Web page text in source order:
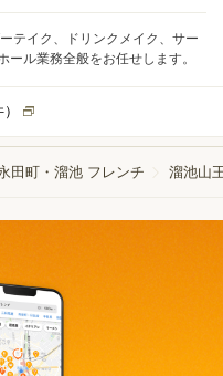
ル業務全般をお任せします。
田町・溜池 フレンチ 溜池山